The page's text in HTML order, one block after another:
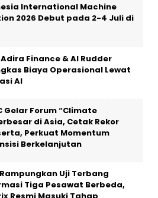
International Machine
2026 Debut pada 2-4 Juli di
Finance & AI Rudder
Biaya Operasional Lewat
AI
Gelar Forum “Climate
di Asia, Cetak Rekor
Perkuat Momentum
Berkelanjutan
Uji Terbang
Tiga Pesawat Berbeda,
Resmi Masuki Tahap